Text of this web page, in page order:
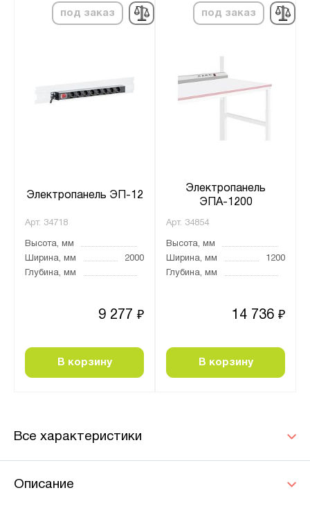
под заказ
Электропанель ЭП-12
Арт. 34718
Высота, мм
Ширина, мм
2000
Глубина, мм
9 277 ₽
В корзину
под заказ
Электропанель
ЭПА-1200
Арт. 34854
Высота, мм
Ширина, мм
1200
Глубина, мм
14 736 ₽
В корзину
Все характеристики
Описание